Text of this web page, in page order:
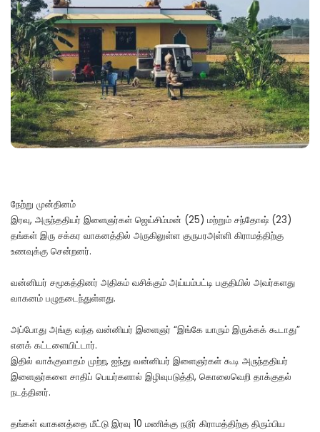
நேற்று முன்தினம்
இரவு, அருந்ததியர் இளைஞர்கள் ஜெய்சிம்மன் (25) மற்றும் சந்தோஷ் (23)
தங்கள் இரு சக்கர வாகனத்தில் அருகிலுள்ள குருபரஅள்ளி கிராமத்திற்கு
உணவுக்கு சென்றனர்.
வன்னியர் சமூகத்தினர் அதிகம் வசிக்கும் அய்யம்பட்டி பகுதியில் அவர்களது
வாகனம் பழுதடைந்துள்ளது.
அப்போது அங்கு வந்த வன்னியர் இளைஞர் “இங்கே யாரும் இருக்கக் கூடாது”
எனக் கட்டளையிட்டார்.
இதில் வாக்குவாதம் முற்ற, ஐந்து வன்னியர் இளைஞர்கள் கூடி அருந்ததியர்
இளைஞர்களை சாதிப் பெயர்களால் இழிவுபடுத்தி, கொலைவெறி தாக்குதல்
நடத்தினர்.
தங்கள் வாகனத்தை மீட்டு இரவு 10 மணிக்கு நடூர் கிராமத்திற்கு திரும்பிய